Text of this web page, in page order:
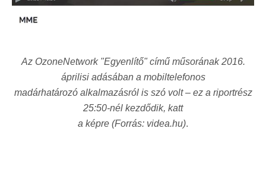
Az OzoneNetwork "Egyenlítő" című műsorának 2016.
áprilisi adásában a mobiltelefonos
madárhatározó alkalmazásról is szó volt – ez a riportrész
25:50-nél kezdődik, katt
a képre (Forrás: videa.hu).